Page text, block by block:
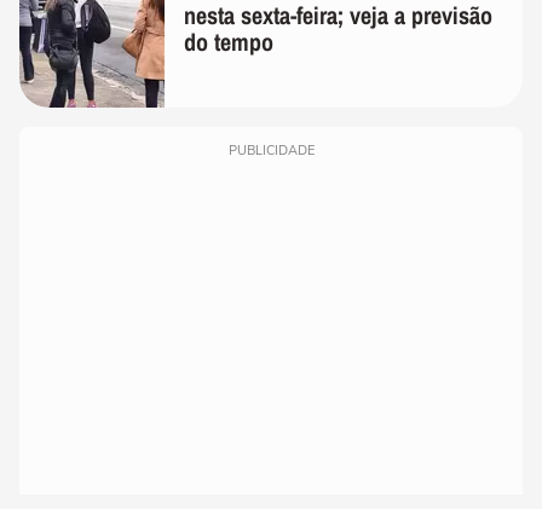
nesta sexta-feira; veja a previsão
do tempo
PUBLICIDADE